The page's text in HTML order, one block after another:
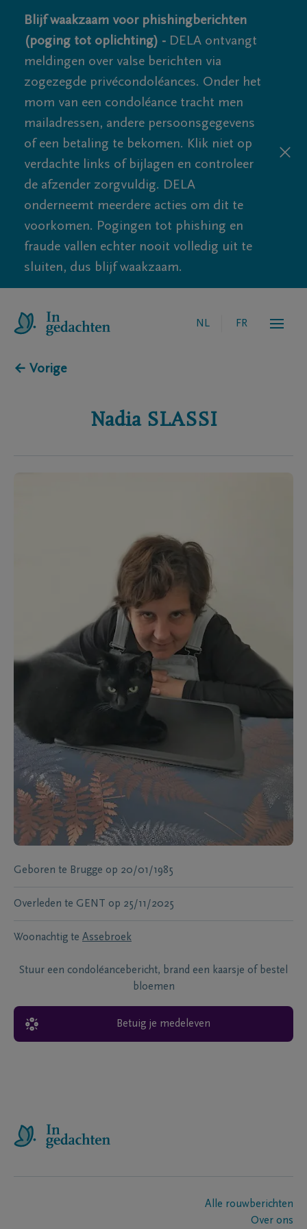
Blijf waakzaam voor phishingberichten
(poging tot oplichting) - DELA ontvangt
meldingen over valse berichten via
zogezegde privécondoléances. Onder het
mom van een condoléance tracht men
mailadressen, andere persoonsgegevens
of een betaling te bekomen. Klik niet op
verdachte links of bijlagen en controleer
de afzender zorgvuldig. DELA
onderneemt meerdere acties om dit te
voorkomen. Pogingen tot phishing en
fraude vallen echter nooit volledig uit te
sluiten, dus blijf waakzaam.
NL FR
← Vorige
Nadia SLASSI
Geboren te Brugge op 20/01/1985
Overleden te GENT op 25/11/2025
Woonachtig te Assebroek
Stuur een condoléancebericht, brand een kaarsje of bestel
bloemen
Betuig je medeleven
Alle rouwberichten
Over ons